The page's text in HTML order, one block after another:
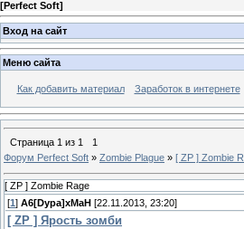
[Perfect Soft]
Вход на сайт
Меню сайта
Как добавить материал Заработок в интернете
Страница 1 из 1
1
Форум Perfect Soft » Zombie Plague » [ ZP ] Zombie
[ ZP ] Zombie Rage
[1 ] A6[Dypa]xMaH [22.11.2013, 23:20]
[ ZP ] Ярость зомби